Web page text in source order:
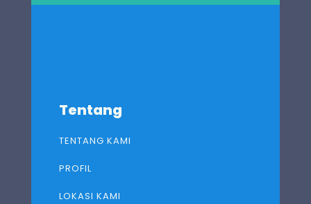
Tentang
TENTANG KAMI
PROFIL
LOKASI KAMI